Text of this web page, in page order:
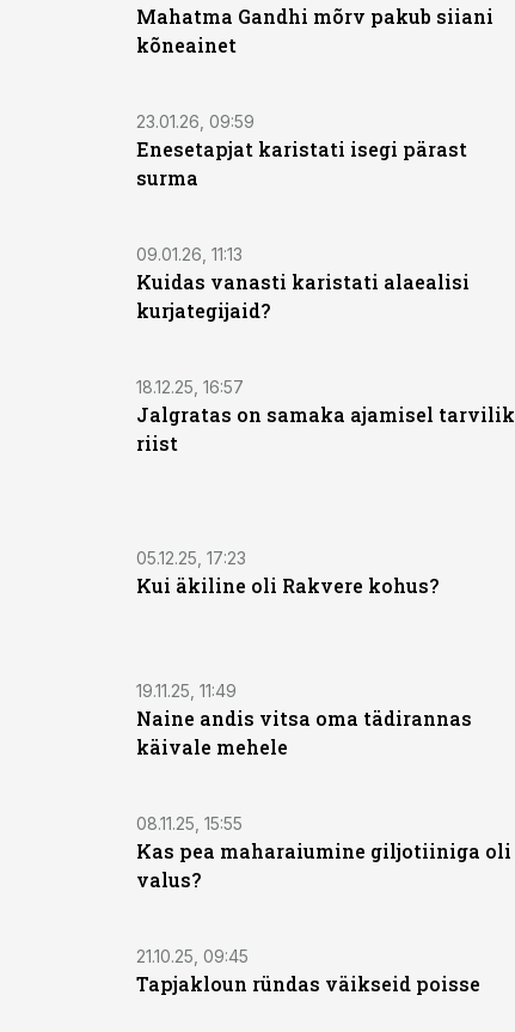
Mahatma Gandhi mõrv pakub siiani
kõneainet
23.01.26, 09:59
Enesetapjat karistati isegi pärast
surma
09.01.26, 11:13
Kuidas vanasti karistati alaealisi
kurjategijaid?
18.12.25, 16:57
Jalgratas on samaka ajamisel tarvilik
riist
05.12.25, 17:23
Kui äkiline oli Rakvere kohus?
19.11.25, 11:49
Naine andis vitsa oma tädirannas
käivale mehele
08.11.25, 15:55
Kas pea maharaiumine giljotiiniga oli
valus?
21.10.25, 09:45
Tapjakloun ründas väikseid poisse